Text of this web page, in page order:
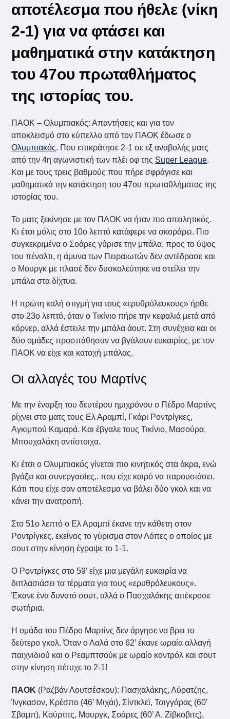
αποτέλεσμα που ήθελε (νίκη
2-1) για να φτάσει και
μαθηματικά στην κατάκτηση
του 47ου πρωταθλήματος
της ιστορίας του.
ΠΑΟΚ – Ολυμπιακός: Απαντήσεις και για τον
αποκλεισμό στο κύπελλο από τον ΠΑΟΚ έδωσε ο
Ολυμπιακός. Που επικράτησε 2-1 σε εξ αναβολής ματς
από την 4η αγωνιστική των πλέι οφ της Super League.
Και με τους τρεις βαθμούς που πήρε σφράγισε και
μαθηματικά την κατάκτηση του 47ου πρωταθλήματος της
ιστορίας του.
Το ματς ξεκίνησε με τον ΠΑΟΚ να ήταν πιο απειλητικός.
Κι έτσι μόλις στο 10ο λεπτό κατάφερε να σκοράρει. Πιο
συγκεκριμένα ο Σοάρες γύρισε την μπάλα, προς το ύψος
του πέναλτι, η άμυνα των Πειραιωτών δεν αντέδρασε και
ο Μουργκ με πλασέ δεν δυσκολεύτηκε να στείλει την
μπάλα στα δίχτυα.
Η πρώτη καλή στιγμή για τους «ερυθρόλευκους» ήρθε
στο 23ο λεπτό, όταν ο Τικίνιο πήρε την κεφαλιά μετά από
κόρνερ, αλλά έστειλε την μπάλα άουτ. Στη συνέχεια και οι
δύο ομάδες προσπάθησαν να βγάλουν ευκαιρίες, με τον
ΠΑΟΚ να είχε και κατοχή μπάλας.
Οι αλλαγές του Μαρτίνς
Με την έναρξη του δευτέρου ημιχρόνου ο Πέδρο Μαρτίνς
ρίχνει στο ματς τους Ελ Αραμπί, Γκάρι Ροντρίγκες,
Αγκιμπού Καμαρά. Και έβγαλε τους Τικίνιο, Μασούρα,
Μπουχαλάκη αντίστοιχα.
Κι έτσι ο Ολυμπιακός γίνεται πιο κινητικός στα άκρα, ενώ
βγάζει και συνεργασίες,. που είχε καιρό να παρουσιάσει.
Κάτι που είχε σαν αποτέλεσμα να βάλει δύο γκολ και να
κάνει την ανατροπή.
Στο 51ο λεπτό ο Ελ Αραμπί έκανε την κάθετη στον
Ροντρίγκες, εκείνος το γύρισμα στον Λόπες ο οποίος με
σουτ στην κίνηση έγραψε το 1-1.
Ο Ροντρίγκες στο 59’ είχε μια μεγάλη ευκαιρία να
διπλασιάσει τα τέρματα για τους «ερυθρόλευκους».
Έκανε ένα δυνατό σουτ, αλλά ο Πασχαλάκης απέκροσε
σωτήρια.
Η ομάδα του Πέδρο Μαρτίνς δεν άργησε να βρει το
δεύτερο γκολ. Όταν ο Λαλά στο 62’ έκανε ωραία αλλαγή
παιχνιδιού και ο Ρεαμπτσούκ με ωραίο κοντρόλ και σουτ
στην κίνηση πέτυχε το 2-1!
ΠΑΟΚ (Ραζβάν Λουτσέσκου): Πασχαλάκης, Λύρατζης,
Ίνγκασον, Κρέσπο (46’ Μιχάι), Σίντκλεϊ, Τσιγγάρας (60’
Σβαμπ), Κούρτιτς, Μουργκ, Σοάρες (60’ Α. Ζίβκοβιτς),